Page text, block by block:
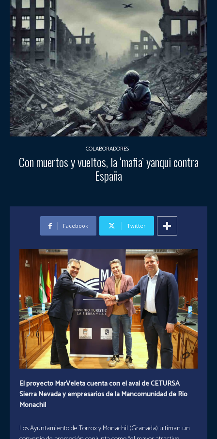
COLABORADORES
Con muertos y vueltos, la ‘mafia’ yanqui contra
España
Facebook Twitter
El proyecto MarVeleta cuenta con el aval de CETURSA
Sierra Nevada y empresarios de la Mancomunidad de Río
Monachil
Los Ayuntamiento de Torrox y Monachil (Granada) ultiman un